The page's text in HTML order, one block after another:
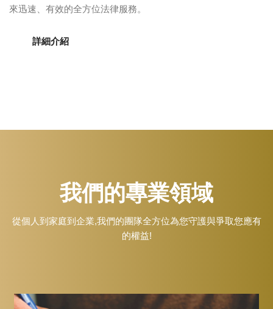
來迅速、有效的全方位法律服務。
詳細介紹
我們的專業領域
從個人到家庭到企業,我們的團隊全方位為您守護與爭取您應有
的權益!